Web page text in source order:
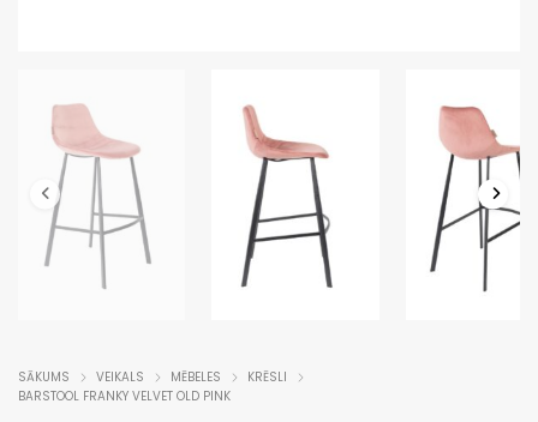
SĀKUMS VEIKALS MĒBELES
KRĒSLI
BARSTOOL FRANKY VELVET OLD PINK